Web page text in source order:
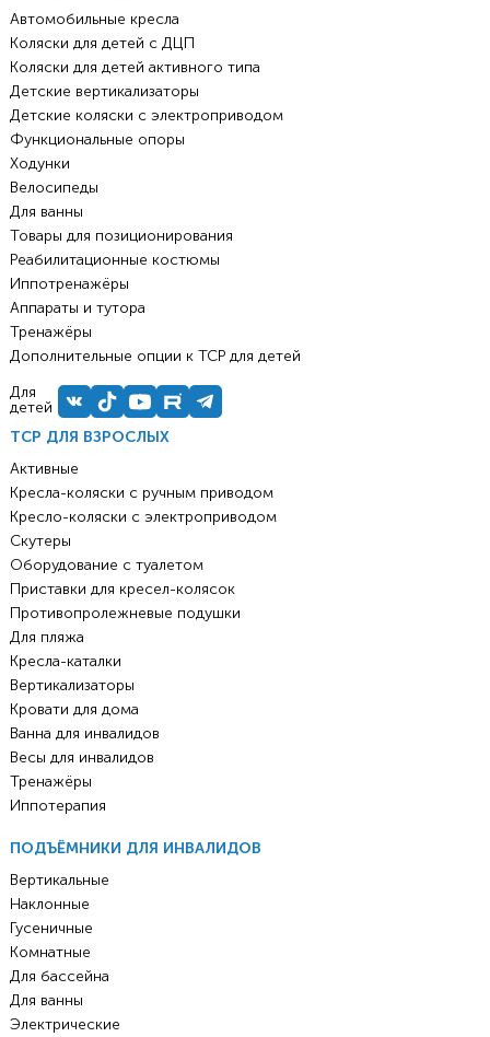
ТСР ДЛЯ ВЗРОСЛЫХ
Активные
Кресла-коляски с ручным приводом
Кресло-коляски с электроприводом
Скутеры
Оборудование с туалетом
Приставки для кресел-колясок
Противопролежневые подушки
Для пляжа
Кресла-каталки
Вертикализаторы
Кровати для дома
Ванна для инвалидов
Весы для инвалидов
Тренажёры
Иппотерапия
ПОДЪЁМНИКИ ДЛЯ ИНВАЛИДОВ
Вертикальные
Наклонные
Гусеничные
Комнатные
Для бассейна
Для ванны
Электрические
Автомобильные кресла
Коляски для детей с ДЦП
Коляски для детей активного типа
Детские вертикализаторы
Детские коляски с электроприводом
Функциональные опоры
Ходунки
Велосипеды
Для ванны
Товары для позиционирования
Реабилитационные костюмы
Иппотренажёры
Аппараты и тутора
Тренажёры
Дополнительные опции к ТСР для детей
Для
детей